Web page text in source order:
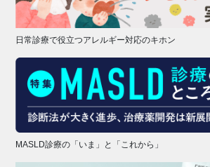
日常診療で役立つアレルギー対応のキホン
MASLD診療の「いま」と「これから」